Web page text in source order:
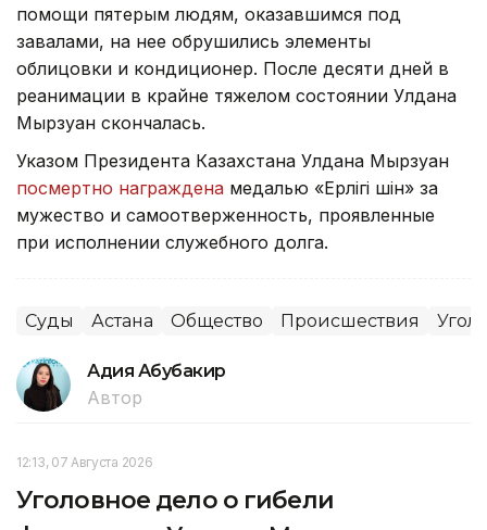
помощи пятерым людям, оказавшимся под
завалами, на нее обрушились элементы
облицовки и кондиционер. После десяти дней в
реанимации в крайне тяжелом состоянии Улдана
Мырзуан скончалась.
Указом Президента Казахстана Улдана Мырзуан
посмертно награждена медалью «Ерлігі үшін» за
мужество и самоотверженность, проявленные
при исполнении служебного долга.
Суды Астана Общество Происшествия
Адия Абубакир
Автор
12:13, 07 Августа 2026
Уголовное дело о гибели